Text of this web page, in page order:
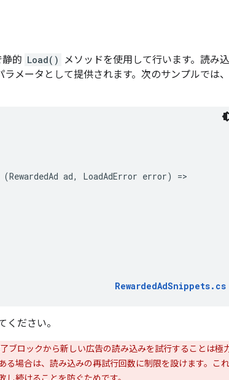
静的 Load()
メソッドを使用して行います。読み
メータとして提供されます。次のサンプルでは
(RewardedAd ad, LoadAdError error) =
RewardedAdSnippets. cs
ください。
ブロックから新しい広告の読み込みを試行することは極
場合は、読み込みの再試行回数に制限を設けます。こ